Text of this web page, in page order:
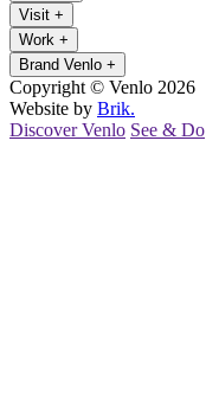
Visit +
Work +
Brand Venlo +
Copyright © Venlo 2026
Website by Brik.
Discover Venlo See & Do